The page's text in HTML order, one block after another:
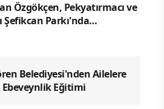
Özgökçen, Pekyatırmacı ve
Şefikcan Parkı'nda
Belediyesi'nden Ailelere
Eğitimi